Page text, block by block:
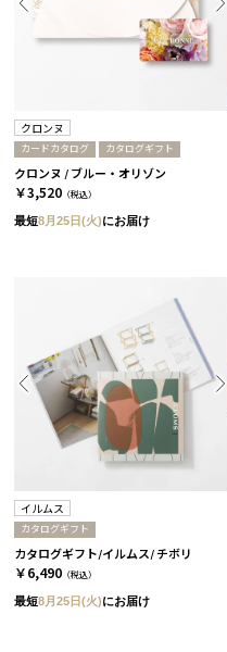
クロンヌ
カードカタログ カタログギフト
クロンヌ / ブルー・オリゾン
￥3,520 （税込）
最短8月25日(火)にお届け
イルムス
カタログギフト
カタログギフト/イルムス/ チボリ
￥6,490 （税込）
最短8月25日(火)にお届け